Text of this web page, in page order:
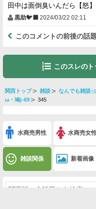
田中は面倒臭いんだら【怒】
黒助🐦‍⬛ 2024/03/22 02:11
このコメントの前後の話
このスレの
関西トップ 雑談 なんでも雑談 (
ω・鳩)-69
345
水商売男性 水商売女
雑談関係 新着画像